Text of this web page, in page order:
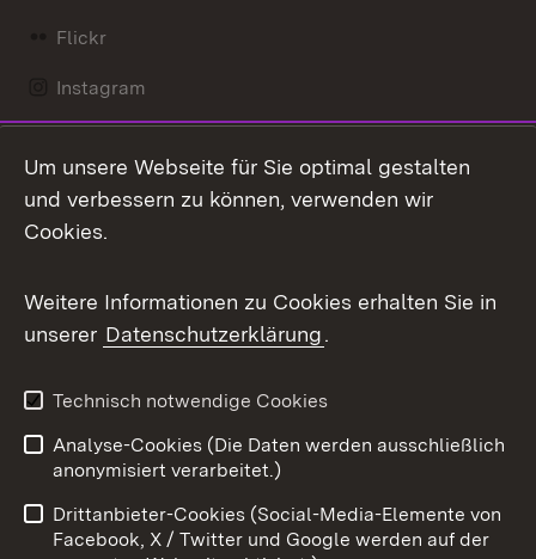
Flickr
Instagram
Mastodon
Messenger
Social Wall
X / Twitter
Youtube
Benutzungshinweise
Barrierefreiheit
Um unsere Webseite für Sie optimal gestalten
und verbessern zu können, verwenden wir
Cookies.
Weitere Informationen zu Cookies erhalten Sie in
unserer Datenschutzerklärung.
Technisch notwendige Cookies
Analyse-Cookies (Die Daten werden ausschließlich
anonymisiert verarbeitet.)
Drittanbieter-Cookies (Social-Media-Elemente von
Facebook, X / Twitter und Google werden auf der